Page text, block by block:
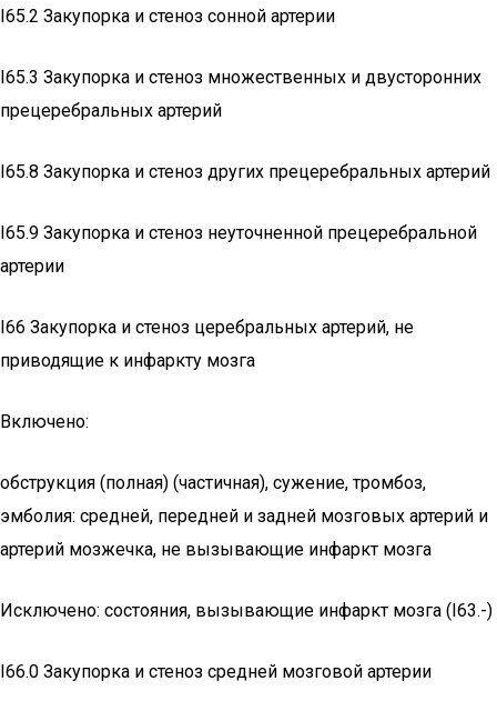
I65.2 Закупорка и стеноз сонной артерии
I65.3 Закупорка и стеноз множественных и двусторонних
прецеребральных артерий
I65.8 Закупорка и стеноз других прецеребральных артерий
I65.9 Закупорка и стеноз неуточненной прецеребральной
артерии
I66 Закупорка и стеноз церебральных артерий, не
приводящие к инфаркту мозга
Включено:
обструкция (полная) (частичная), сужение, тромбоз,
эмболия: средней, передней и задней мозговых артерий и
артерий мозжечка, не вызывающие инфаркт мозга
Исключено: состояния, вызывающие инфаркт мозга (I63.-)
I66.0 Закупорка и стеноз средней мозговой артерии